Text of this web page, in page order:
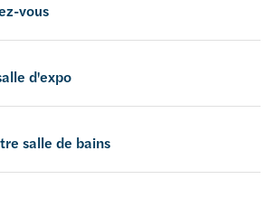
vous
d'expo
salle de bains